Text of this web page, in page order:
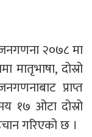
२०७८ मा
मातृभाषा, दोस्रो
प्राप्त
१७ ओटा दोस्रो
गरिएको छ ।